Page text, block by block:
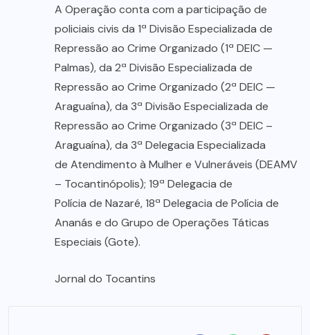
A Operação conta com a participação de
policiais civis da 1ª Divisão Especializada de
Repressão ao Crime Organizado (1ª DEIC —
Palmas), da 2ª Divisão Especializada de
Repressão ao Crime Organizado (2ª DEIC —
Araguaína), da 3ª Divisão Especializada de
Repressão ao Crime Organizado (3ª DEIC –
Araguaína), da 3ª Delegacia Especializada
de Atendimento à Mulher e Vulneráveis (DEAMV
– Tocantinópolis); 19ª Delegacia de
Polícia de Nazaré, 18ª Delegacia de Polícia de
Ananás e do Grupo de Operações Táticas
Especiais (Gote).
Jornal do Tocantins